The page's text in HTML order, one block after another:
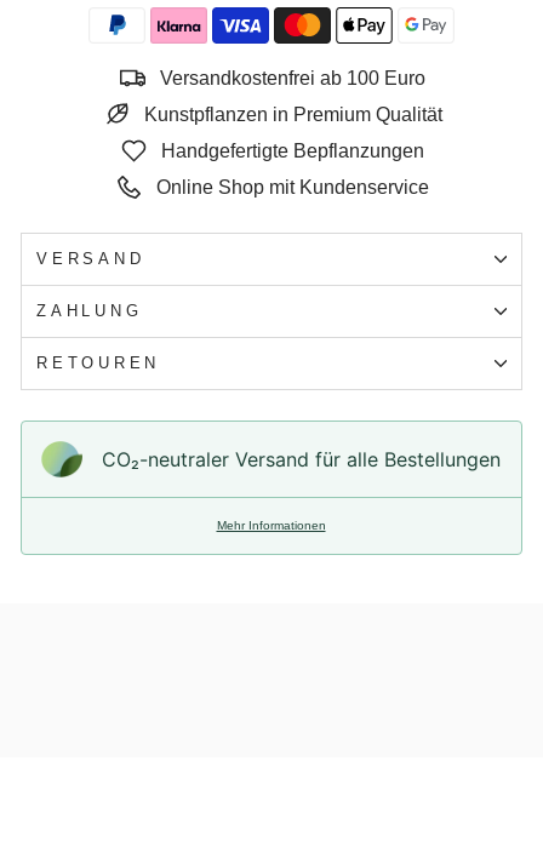
Versandkostenfrei ab 100 Euro
Kunstpflanzen in Premium Qualität
Handgefertigte Bepflanzungen
Online Shop mit Kundenservice
VERSAND
ZAHLUNG
RETOUREN
CO₂-neu­t­raler Versand für alle Bestellungen
Mehr Informationen